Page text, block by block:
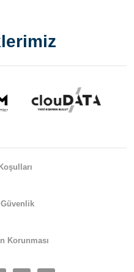
Korunması